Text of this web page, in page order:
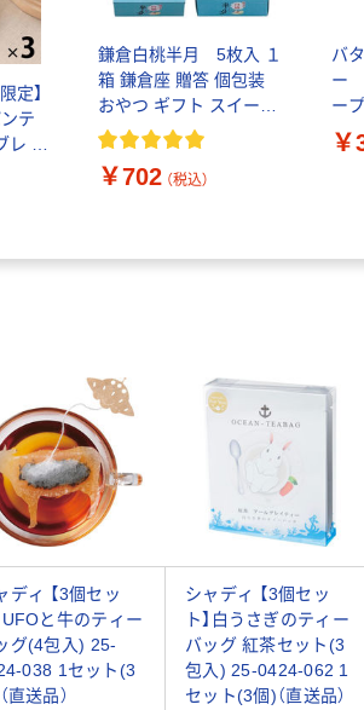
定】
ンテ
レ 3
祝
鎌倉白桃半月 5枚入 １
箱 鎌倉座 贈答 個包装
おやつ ギフト スイーツ
和菓子 手土産 お土産 お
￥702 （税込）
バ
ー
ー
フ
日
￥
ディ 【3個セッ
UFOと牛のティー
グ(4包入) 25-
038 1セット(3
直送品）
シャディ 【3個セッ
ト】白うさぎのティー
バッグ 紅茶セット(3
包入) 25-0424-062 1
セット(3個)（直送品）